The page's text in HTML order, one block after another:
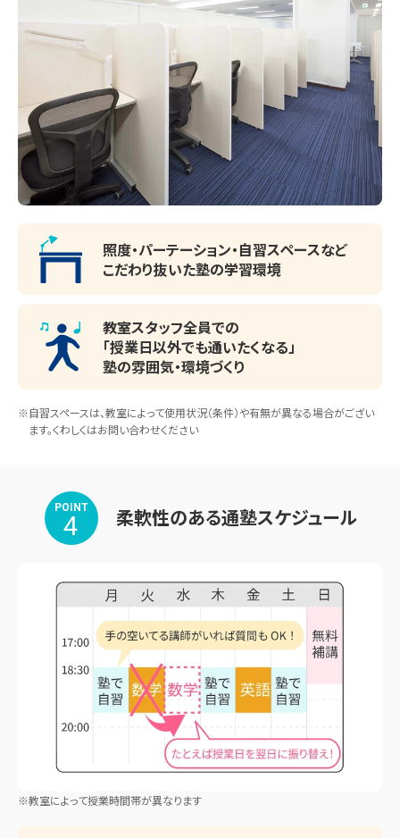
照度・パーテーション・自習スペースなど
こだわり抜いた塾の学習環境
教室スタッフ全員での
「授業日以外でも通いたくなる」
塾の雰囲気・環境づくり
※自習スペースは、教室によって使用状況（条件）や有無が異なる場合がござい
ます。くわしくはお問い合わせください
POINT
4 柔軟性のある通塾スケジュール
※教室によって授業時間帯が異なります